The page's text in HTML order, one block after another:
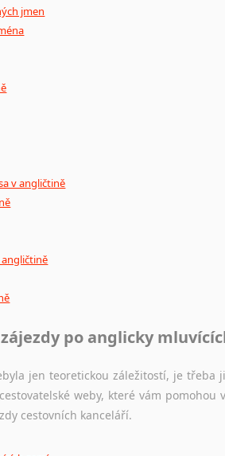
jmen
v angličtině
po anglicky
jen teoretickou záležitostí, je
weby, které vám
cestovních kanceláří.